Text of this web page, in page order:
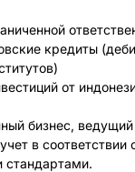
кредиты
от
бизнес,
в соответствии
стандартами.